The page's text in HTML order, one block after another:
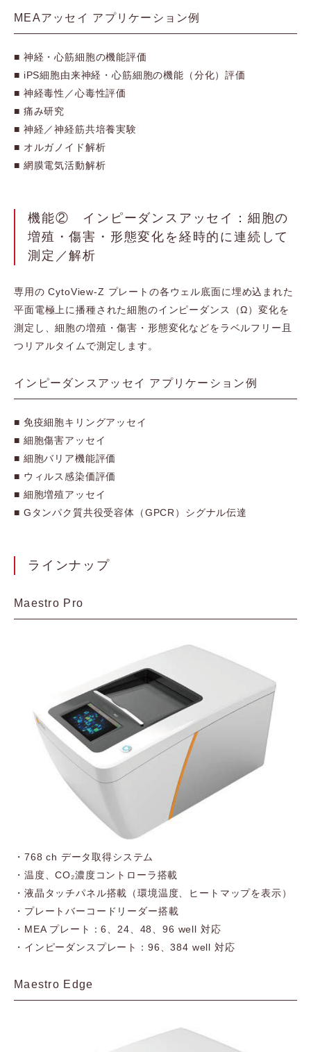
MEAアッセイ アプリケーション例
■ 神経・心筋細胞の機能評価
■ iPS細胞由来神経・心筋細胞の機能（分化）評価
■ 神経毒性／心毒性評価
■ 痛み研究
■ 神経／神経筋共培養実験
■ オルガノイド解析
■ 網膜電気活動解析
機能② インピーダンスアッセイ：細胞の
増殖・傷害・形態変化を経時的に連続して
測定／解析
専用の CytoView-Z プレートの各ウェル底面に埋め込まれた
平面電極上に播種された細胞のインピーダンス（Ω）変化を
測定し、細胞の増殖・傷害・形態変化などをラベルフリー且
つリアルタイムで測定します。
インピーダンスアッセイ アプリケーション例
■ 免疫細胞キリングアッセイ
■ 細胞傷害アッセイ
■ 細胞バリア機能評価
■ ウィルス感染価評価
■ 細胞増殖アッセイ
■ Gタンパク質共役受容体（GPCR）シグナル伝達
ラインナップ
Maestro Pro
・768 ch データ取得システム
・温度、CO₂濃度コントローラ搭載
・液晶タッチパネル搭載（環境温度、ヒートマップを表示）
・プレートバーコードリーダー搭載
・MEA プレート：6、24、48、96 well 対応
・インピーダンスプレート：96、384 well 対応
Maestro Edge